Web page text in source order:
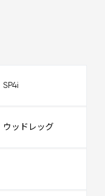
SP4i
ウッドレッグ